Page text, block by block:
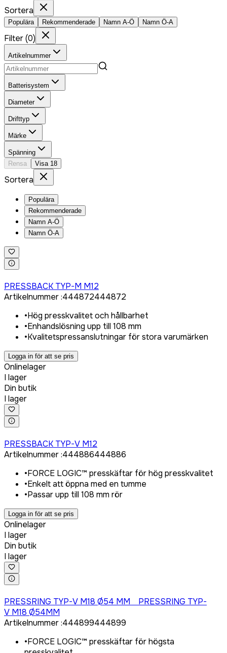
Sortera
Populära Rekommenderade Namn A-Ö Namn Ö-A
Filter(0)
Artikelnummer
Batterisystem
Diameter
Drifttyp
Märke
Spänning
Rensa
Visa 18
Sortera
Populära
Rekommenderade
Namn A-Ö
Namn Ö-A
PRESSBACK TYP-M M12
Artikelnummer:444872444872
•Hög presskvalitet och hållbarhet
•Enhandslösning upp till 108 mm
•Kvalitetspressanslutningar för stora varumärken
Logga in för att se pris
Onlinelager
I lager
Din butik
I lager
PRESSBACK TYP-V M12
Artikelnummer:444886444886
•FORCE LOGIC™ presskäftar för hög presskvalitet
•Enkelt att öppna med en tumme
•Passar upp till 108 mm rör
Logga in för att se pris
Onlinelager
I lager
Din butik
I lager
PRESSRING TYP-V M18 Ø54 MM PRESSRING TYP-
V M18 Ø54MM
Artikelnummer:444899444899
•FORCE LOGIC™ presskäftar för högsta